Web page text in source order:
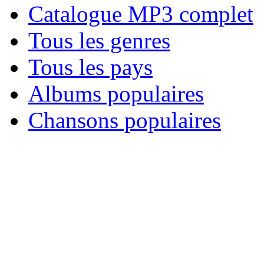
Catalogue MP3 complet
Tous les genres
Tous les pays
Albums populaires
Chansons populaires